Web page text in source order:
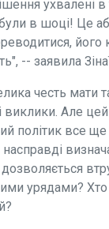
ухвалені
в шоці! Це
його
-- заявила
честь мати
виклики. Але
політик все
урядами?